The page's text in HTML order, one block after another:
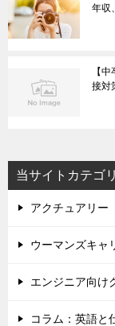
年収
【
接対
当サイトカテゴ
アクチュアリー
ウーマンズキャ
エンジニア向け
コラム：英語と